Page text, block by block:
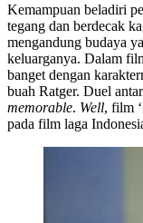
Kemampuan beladiri
tegang dan berdecak
mengandung budaya
keluarganya. Dalam
banget dengan
buah Ratger. Duel
memorable. Well, film
pada film laga